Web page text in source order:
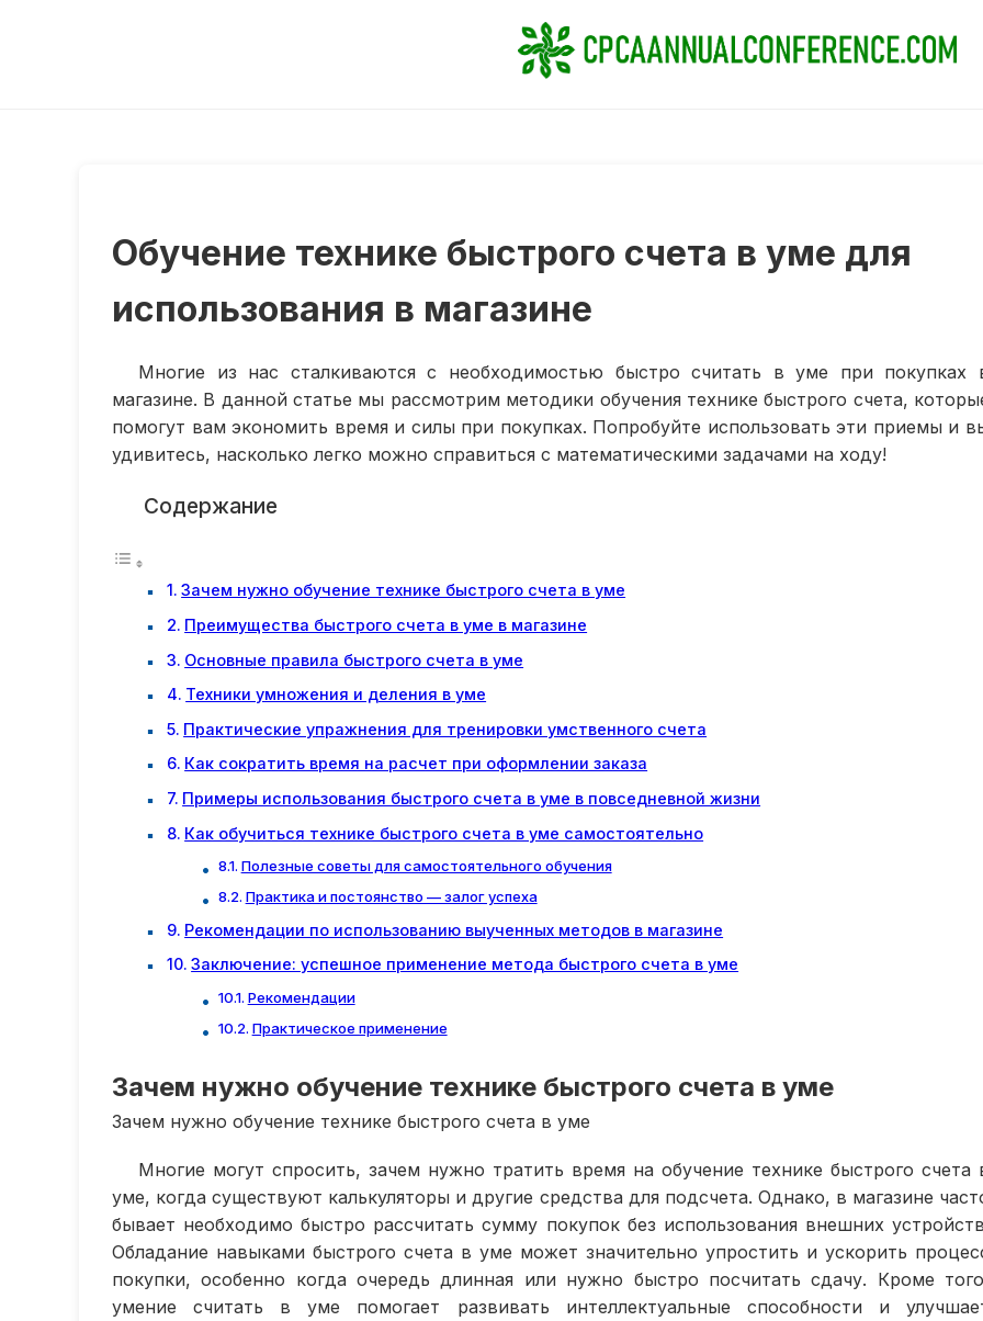
Обучение технике быстрого счета в уме для
использования в магазине
Многие из нас сталкиваются с необходимостью быстро считать в уме при покупках
магазине. В данной статье мы рассмотрим методики обучения технике быстрого счета,
помогут вам экономить время и силы при покупках. Попробуйте использовать эти приемы и
удивитесь, насколько легко можно справиться с математическими задачами на ходу!
Содержание
Зачем нужно обучение технике быстрого счета в уме
Преимущества быстрого счета в уме в магазине
Основные правила быстрого счета в уме
Техники умножения и деления в уме
Практические упражнения для тренировки умственного счета
Как сократить время на расчет при оформлении заказа
Примеры использования быстрого счета в уме в повседневной жизни
Как обучиться технике быстрого счета в уме самостоятельно
Полезные советы для самостоятельного обучения
Практика и постоянство — залог успеха
Рекомендации по использованию выученных методов в магазине
Заключение: успешное применение метода быстрого счета в уме
Рекомендации
Практическое применение
Зачем нужно обучение технике быстрого счета в уме
Зачем нужно обучение технике быстрого счета в уме
Многие могут спросить, зачем нужно тратить время на обучение технике быстрого счета
уме, когда существуют калькуляторы и другие средства для подсчета. Однако, в магазине
бывает необходимо быстро рассчитать сумму покупок без использования внешних
Обладание навыками быстрого счета в уме может значительно упростить и ускорить
покупки, особенно когда очередь длинная или нужно быстро посчитать сдачу. Кроме
умение считать в уме помогает развивать интеллектуальные способности и